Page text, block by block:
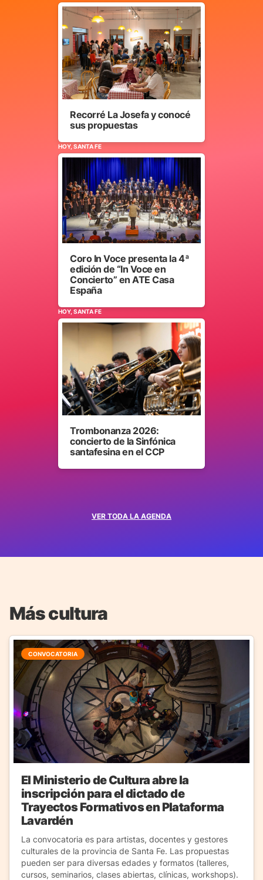
VER TODA LA AGENDA
Recorré La Josefa y conocé
sus propuestas
HOY, SANTA FE
Coro In Voce presenta la 4ª
edición de “In Voce en
Concierto” en ATE Casa
España
HOY, SANTA FE
Trombonanza 2026:
concierto de la Sinfónica
santafesina en el CCP
Más cultura
CONVOCATORIA
El Ministerio de Cultura abre la
inscripción para el dictado de
Trayectos Formativos en Plataforma
Lavardén
La convocatoria es para artistas, docentes y gestores
culturales de la provincia de Santa Fe. Las propuestas
pueden ser para diversas edades y formatos (talleres,
cursos, seminarios, clases abiertas, clínicas, workshops).